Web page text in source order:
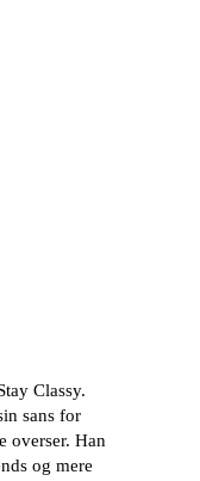
Classy.
sans for
overser. Han
og mere